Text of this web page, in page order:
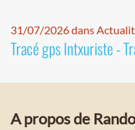
31/07/2026 dans
Tracé gps Intxuriste -
A propos de